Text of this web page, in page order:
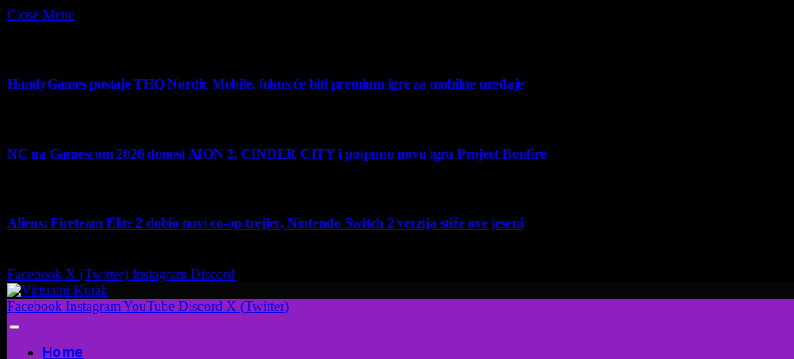
Close Menu
HandyGames postaje THQ Nordic Mobile, fokus će biti premium igre za mobilne uređaje
NC na Gamescom 2026 donosi AION 2, CINDER CITY i potpuno novu igru Project Bonfire
Aliens: Fireteam Elite 2 dobio novi co-op trejler, Nintendo Switch 2 verzija stiže ove jeseni
Facebook X (Twitter) Instagram Discord
Facebook InstagramYouTube Discord X (Twitter)
Home